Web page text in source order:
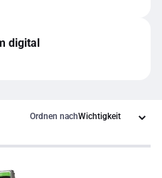
digital
Ordnen nach